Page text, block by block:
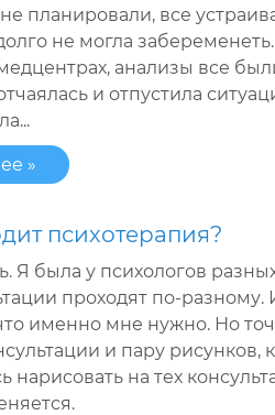
планировали, все
не могла
анализы все
и отпустила
»
психотерапия?
Я была у психологов
проходят по-разному.
именно мне нужно. Но
и пару рисунков,
нарисовать на тех